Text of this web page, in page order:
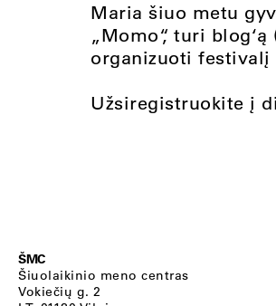
Maria šiuo metu
„Momo“, turi
organizuoti festivalį
Užsiregistruokite į
ŠMC
Šiuolaikinio meno centras
Vokiečių g. 2